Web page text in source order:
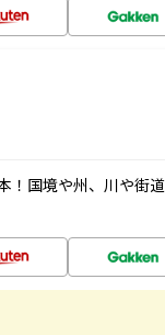
！国境や州、川や街